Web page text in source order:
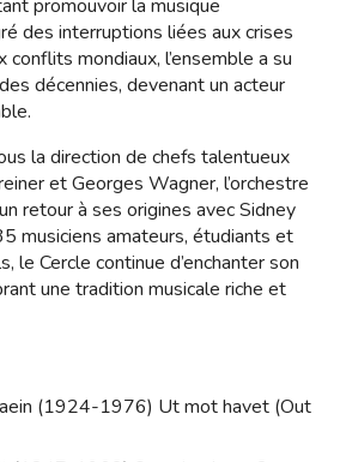
promouvoir la musique
des interruptions liées aux crises
conflits mondiaux, l’ensemble a su
décennies, devenant un acteur
la direction de chefs talentueux
et Georges Wagner, l’orchestre
retour à ses origines avec Sidney
musiciens amateurs, étudiants et
le Cercle continue d’enchanter son
une tradition musicale riche et
(1924-1976) Ut mot havet (Out